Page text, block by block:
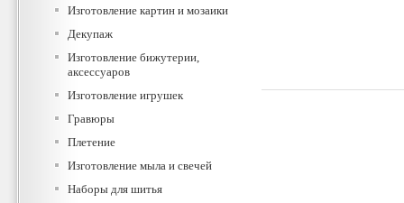
Изготовление картин и мозаики
Декупаж
Изготовление бижутерии,
аксессуаров
Изготовление игрушек
Гравюры
Плетение
Изготовление мыла и свечей
Наборы для шитья